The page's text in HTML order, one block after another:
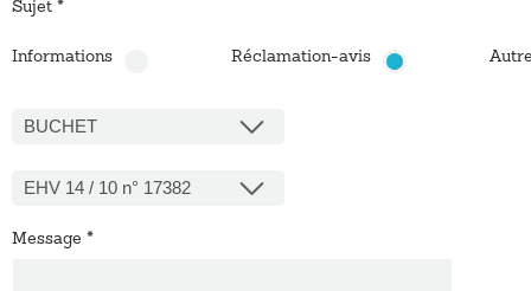
Sujet *
Informations Réclamation-avis
BUCHET
EHV 14 / 10 n° 17382
Message *